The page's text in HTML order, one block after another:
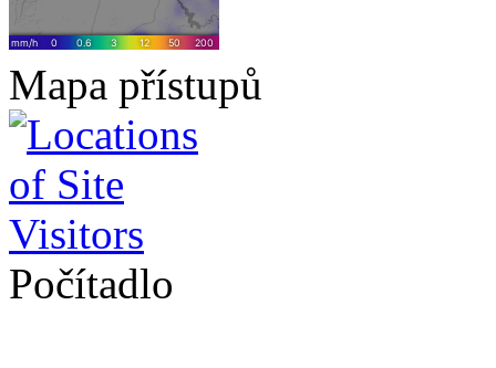
Mapa přístupů
Počítadlo